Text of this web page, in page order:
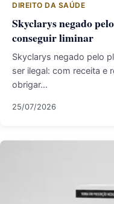
DIREITO DA SAÚDE
Skyclarys negado
conseguir liminar
Skyclarys negado pelo
ser ilegal: com receita e
obrigar…
25/07/2026